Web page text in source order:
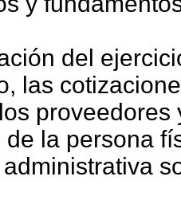
del
las
proveedores
de la persona